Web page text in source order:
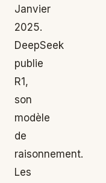
Janvier
2025.
DeepSeek
publie
R1,
son
modèle
de
raisonnement.
Les